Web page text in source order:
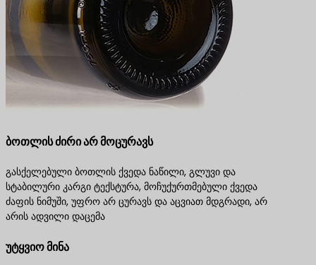
ბოთლის ძირი არ მოცურავს
გასქელებული ბოთლის ქვედა ნაწილი, გლუვი და
სტაბილური კარგი ტექსტურა, მოჩუქურთმებული ქვედა
ძაფის ნიმუში, უფრო არ ცურავს და აცვიათ მდგრადი, არ
არის ადვილი დაცემა
უტყვიო მინა